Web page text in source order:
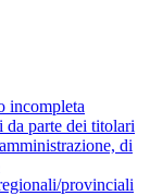
incompleta
da parte dei titolari
di
provinciali